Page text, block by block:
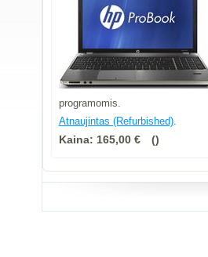
programomis.
Atnaujintas (Refurbished).
Kaina: 165,00 €